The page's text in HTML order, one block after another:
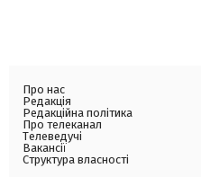
Про нас
Редакція
Редакційна політика
Про телеканал
Телеведучі
Вакансії
Структура власності